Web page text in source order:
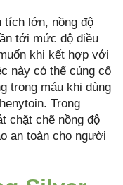
tích lớn, nồng độ
tới mức độ điều
khi kết hợp với
này có thể củng cố
trong máu khi dùng
Trong
chặt chẽ nồng độ
an toàn cho người